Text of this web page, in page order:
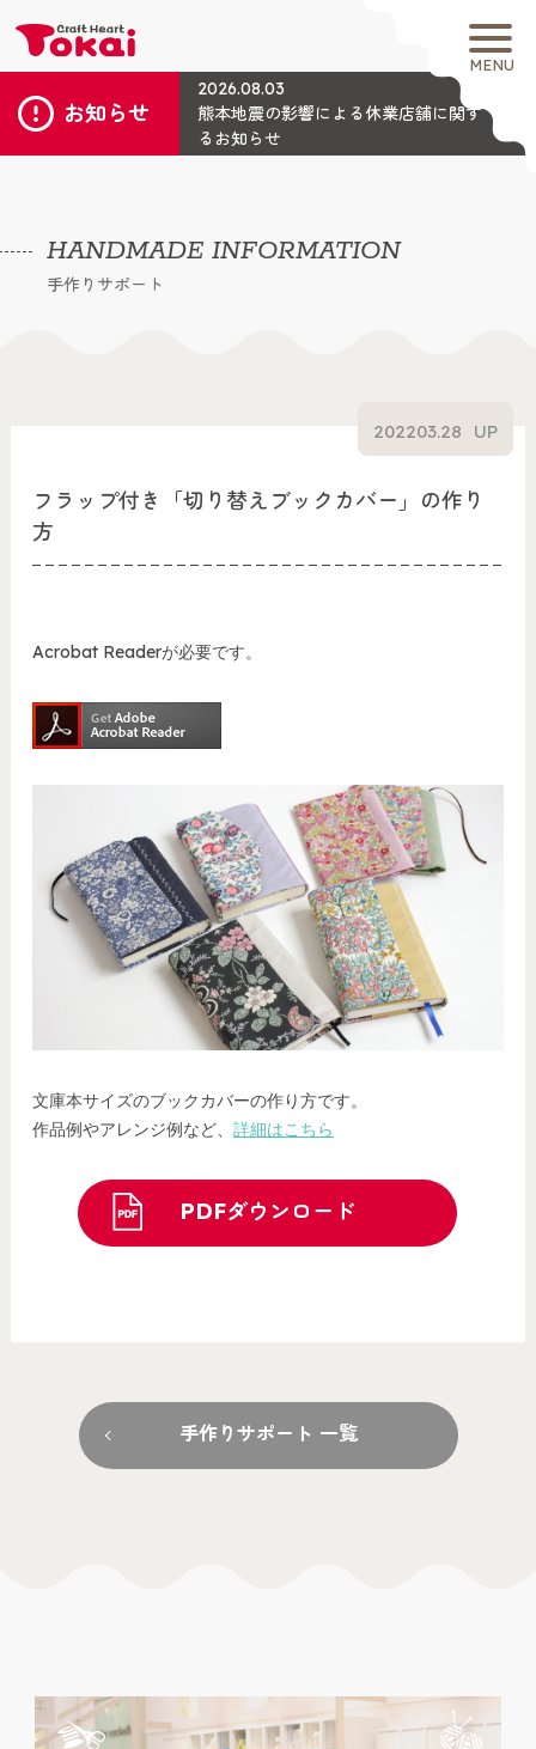
MENU
お知らせ
2026.08.03
熊本地震の影響による休業店舗に関す
るお知らせ
HANDMADE INFORMATION
手作りサポート
フラップ付き「切り替えブックカバー」の作り
方
202203.28 UP
Acrobat Readerが必要です。
文庫本サイズのブックカバーの作り方です。
作品例やアレンジ例など、 詳細はこちら
PDFダウンロード
手作りサポート 一覧